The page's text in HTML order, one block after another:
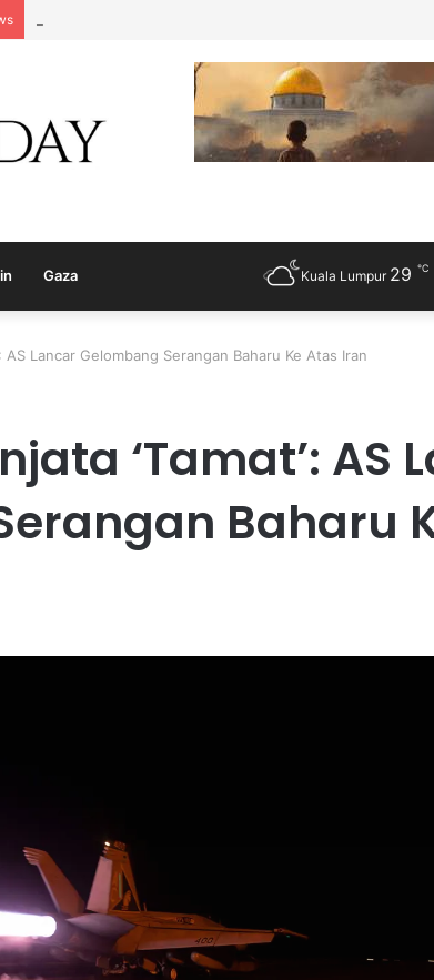
Gaza Kuala Lumpur 29 ℃
AS Lancar Gelombang Serangan Baharu Ke Atas Iran
‘Tamat’: AS
Baharu